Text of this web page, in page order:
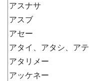
アスナサ
アスブ
アセー
アタイ、アタシ、アテ
アタリメー
アッケネー